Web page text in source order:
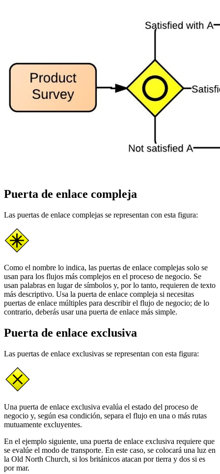
Puerta de enlace compleja
Las puertas de enlace complejas se representan con esta figura:
Como el nombre lo indica, las puertas de enlace complejas solo se
usan para los flujos más complejos en el proceso de negocio. Se
usan palabras en lugar de símbolos y, por lo tanto, requieren de texto
más descriptivo. Usa la puerta de enlace compleja si necesitas
puertas de enlace múltiples para describir el flujo de negocio; de lo
contrario, deberás usar una puerta de enlace más simple.
Puerta de enlace exclusiva
Las puertas de enlace exclusivas se representan con esta figura:
Una puerta de enlace exclusiva evalúa el estado del proceso de
negocio y, según esa condición, separa el flujo en una o más rutas
mutuamente excluyentes.
En el ejemplo siguiente, una puerta de enlace exclusiva requiere que
se evalúe el modo de transporte. En este caso, se colocará una luz en
la Old North Church, si los británicos atacan por tierra y dos si es
por mar.